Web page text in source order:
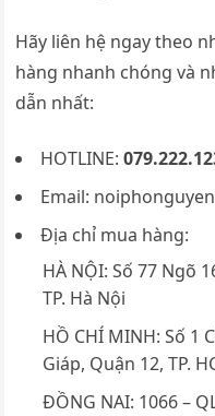
Hãy liên hệ ngay theo
hàng nhanh chóng và
dẫn nhất:
HOTLINE:
Email:
Địa chỉ mua hàng:
HÀ NỘI: Số 77 Ngõ
TP. Hà Nội
HỒ CHÍ MINH: Số 1
Giáp, Quận 12, TP.
ĐỒNG NAI: 1066 –